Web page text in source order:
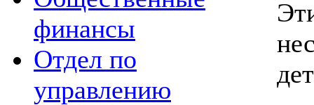
финансы
Отдел по
управлению